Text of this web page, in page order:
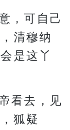
，可自己
清穆纳
是这丫
看去，见
狐疑